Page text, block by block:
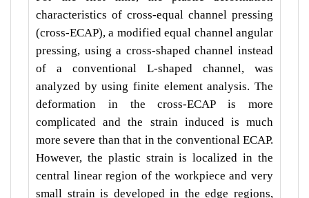
characteristics of cross-equal channel pressing
(cross-ECAP), a modified equal channel angular
pressing, using a cross-shaped channel instead
of a conventional L-shaped channel, was
analyzed by using finite element analysis. The
deformation in the cross-ECAP is more
complicated and the strain induced is much
more severe than that in the conventional ECAP.
However, the plastic strain is localized in the
central linear region of the workpiece and very
small strain is developed in the edge regions,